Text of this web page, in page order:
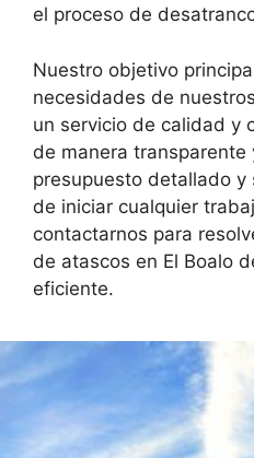
el proceso de
Nuestro objetivo
necesidades de
un servicio de calidad y
de manera transparente
presupuesto detallado y
de iniciar cualquier
contactarnos para
de atascos en El Boalo
eficiente.